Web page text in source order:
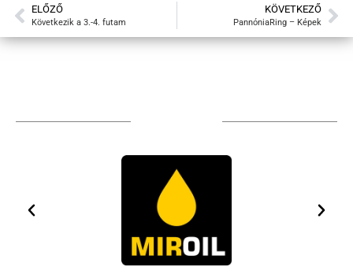
ELŐZŐ
Következik a 3.-4. futam
KÖVETKEZŐ
PannóniaRing – Képek